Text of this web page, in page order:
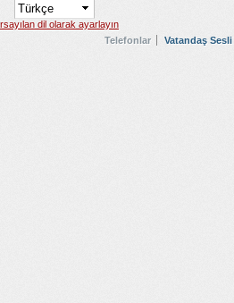
dil olarak ayarlayın
Telefonlar
Vatandaş Sesli